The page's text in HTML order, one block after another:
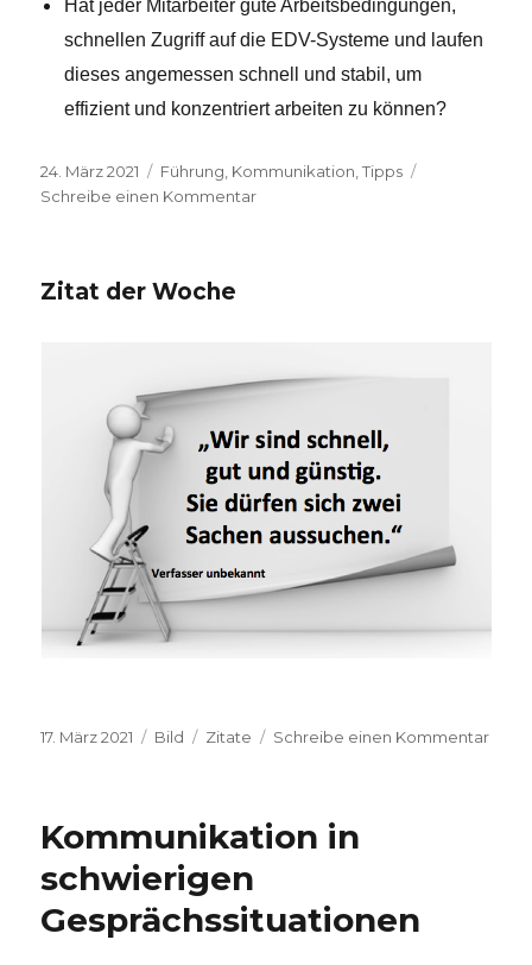
Hat jeder Mitarbeiter gute Arbeitsbedingungen,
schnellen Zugriff auf die EDV-Systeme und laufen
dieses angemessen schnell und stabil, um
effizient und konzentriert arbeiten zu können?
Veröffentlicht
am
24. März 2021 Kategorien
Führung, Kommunikation,Tipps
Schreibe einen Kommentar
Zitat der Woche
Veröffentlicht
17. März 2021 Format
Bild Kategorien
Zitate Schreibe einen Kommentar
Kommunikation in
schwierigen
Gesprächssituationen